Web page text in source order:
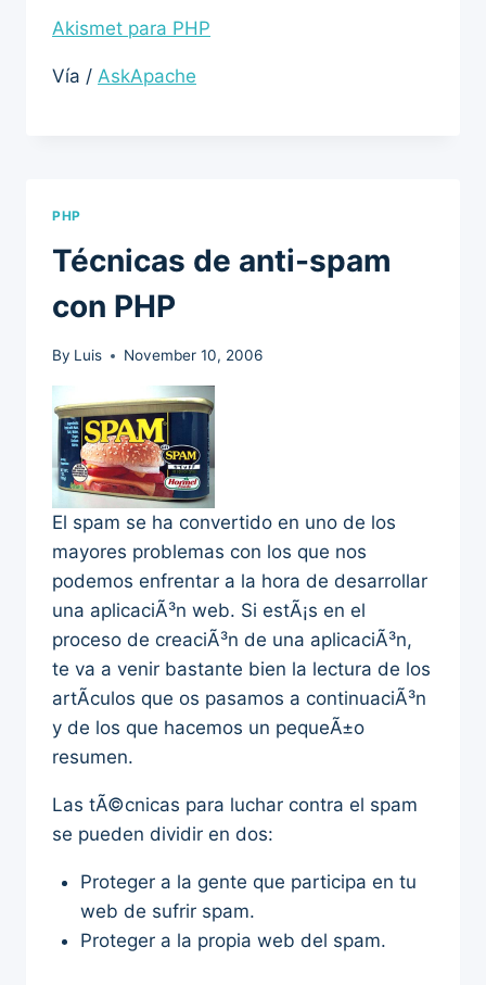
Akismet para PHP
Vía / AskApache
PHP
Técnicas de anti-spam
con PHP
By Luis November 10, 2006
El spam se ha convertido en uno de los
mayores problemas con los que nos
podemos enfrentar a la hora de desarrollar
una aplicaciÃ³n web. Si estÃ¡s en el
proceso de creaciÃ³n de una aplicaciÃ³n,
te va a venir bastante bien la lectura de los
artÃ­culos que os pasamos a continuaciÃ³n
y de los que hacemos un pequeÃ±o
resumen.
Las tÃ©cnicas para luchar contra el spam
se pueden dividir en dos:
Proteger a la gente que participa en tu
web de sufrir spam.
Proteger a la propia web del spam.